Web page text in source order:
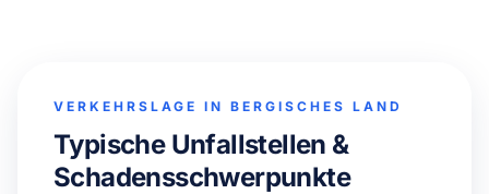
VERKEHRSLAGE IN BERGISCHES LAND
Typische Unfallstellen &
Schadensschwerpunkte